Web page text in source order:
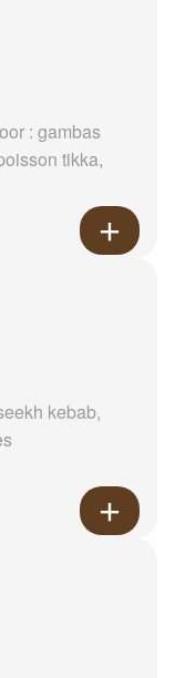
: gambas
tikka,
kebab,